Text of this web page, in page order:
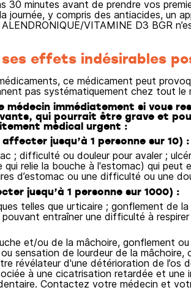
30 minutes avant de prendre vos
journée, y compris des antiacides, un
VITAMINE D3 BGR
effets indésirables
ce médicament peut
pas systématiquement chez tout le
médecin immédiatement si vous
qui pourrait être grave et
médical urgent :
jusqu’à 1 personne sur 10) :
; difficulté ou douleur pour avaler ;
relie la bouche à l'estomac) qui peut
d’estomac ou une difficulté ou une
jusqu’à 1 personne sur 1000) :
telles que urticaire ; gonflement de
entraîner une difficulté à
et/ou de la mâchoire, gonflement
sensation de lourdeur de la mâchoire,
révélateur d'une détérioration de l’os
à une cicatrisation retardée et
Contactez votre médecin et